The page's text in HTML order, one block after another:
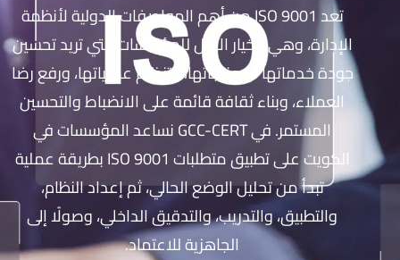
تعد ISO 9001 من أهم المواصفات الدولية لأنظمة
الإدارة، وهي الخيار الأول للمؤسسات التي تريد تحسين
جودة خدماتها أو منتجاتها، وتنظيم عملياتها، ورفع رضا
العملاء، وبناء ثقافة قائمة على الانضباط والتحسين
المستمر. في GCC-CERT نساعد المؤسسات في
الكويت على تطبيق متطلبات ISO 9001 بطريقة عملية
تبدأ من تحليل الوضع الحالي، ثم إعداد النظام،
والتطبيق، والتدريب، والتدقيق الداخلي، وصولًا إلى
الجاهزية للاعتماد.